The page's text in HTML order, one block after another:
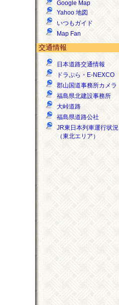
Google Map
Yahoo 地図
いつもガイド
Map Fan
交通情報
日本道路交通情報
ドラぷら・E-NEXCO
郡山国道事務所カメラ
福島県北建設事務所
大峠道路
福島県道路公社
JR東日本列車運行状況
（東北エリア）